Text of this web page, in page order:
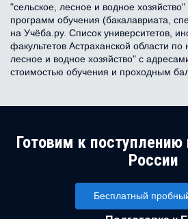
"сельское, лесное и водное
программ обучения (бакалавриата,
на Учёба.ру. Список университетов,
факультетов Астраханской области
лесное и водное хозяйство" с
стоимостью обучения и проходным
Готовим к
России
Бесплатный